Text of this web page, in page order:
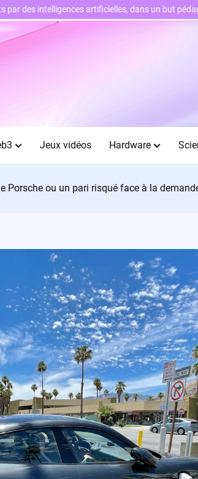
Jeux vidéos Hardware
Porsche ou un pari risqué face à la
par des intelligences artificielles, dans un but